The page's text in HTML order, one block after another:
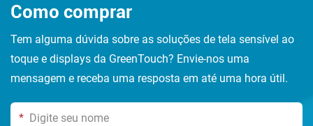
Como comprar
Tem alguma dúvida sobre as soluções de tela sensível ao
toque e displays da GreenTouch? Envie-nos uma
mensagem e receba uma resposta em até uma hora útil.
*